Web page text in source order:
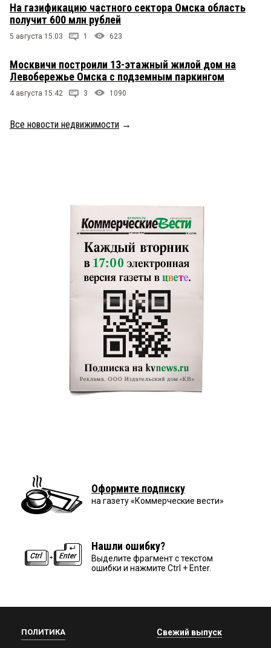
На газификацию частного сектора Омска область
получит 600 млн рублей
5 августа 15:03 1 623
Москвичи построили 13-этажный жилой дом на
Левобережье Омска с подземным паркингом
4 августа 15:42 3 1090
Все новости недвижимости →
Оформите подписку
на газету «Коммерческие вести»
Нашли ошибку?
Выделите фрагмент с текстом
ошибки и нажмите Ctrl + Enter.
ПОЛИТИКА Свежий выпуск